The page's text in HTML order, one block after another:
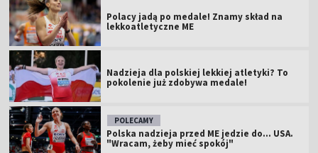
Polacy jadą po medale! Znamy skład na
lekkoatletyczne ME
Nadzieja dla polskiej lekkiej atletyki? To
pokolenie już zdobywa medale!
POLECAMY
Polska nadzieja przed ME jedzie do... USA.
"Wracam, żeby mieć spokój"